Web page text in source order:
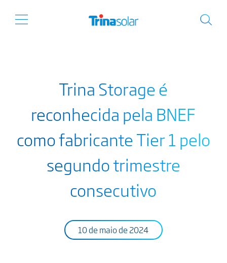
Trina Storage é
reconhecida pela BNEF
como fabricante Tier 1 pelo
segundo trimestre
consecutivo
10 de maio de 2024